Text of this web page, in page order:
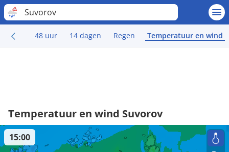
Suvorov
48 uur 14 dagen Regen Temperatuur en wind
Temperatuur en wind Suvorov
15:00